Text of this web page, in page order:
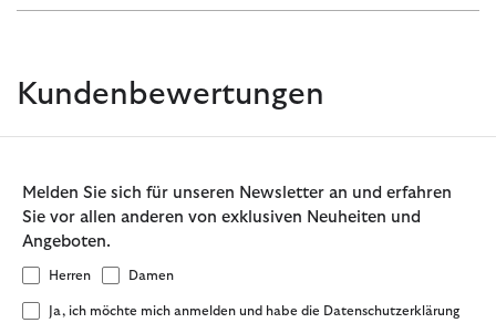
Kundenbewertungen
Melden Sie sich für unseren Newsletter an und erfahren
Sie vor allen anderen von exklusiven Neuheiten und
Angeboten.
Herren Damen
Ja, ich möchte mich anmelden und habe die Datenschutzerklärung